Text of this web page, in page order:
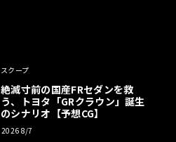
スクープ
絶滅寸前の国産FRセダンを救
う、トヨタ「GRクラウン」誕生
のシナリオ【予想CG】
2026 8/7